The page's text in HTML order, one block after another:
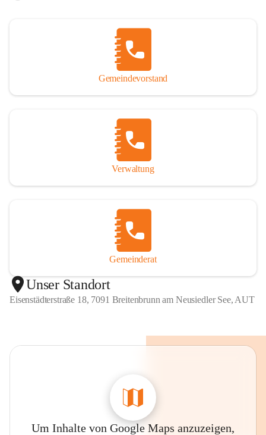
Gemeindevorstand
Verwaltung
Gemeinderat
Unser Standort
Eisenstädterstraße 18, 7091 Breitenbrunn am Neusiedler See, AUT
Um Inhalte von Google Maps anzuzeigen,